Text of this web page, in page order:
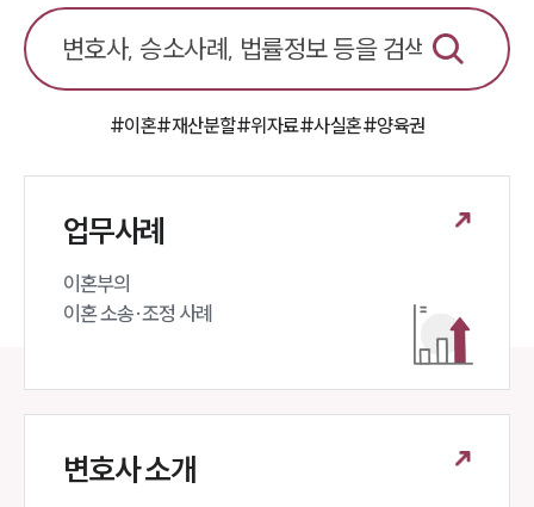
#이혼#재산분할#위자료#사실혼#양육권
업무사례
이혼부의
이혼 소송·조정 사례
변호사 소개